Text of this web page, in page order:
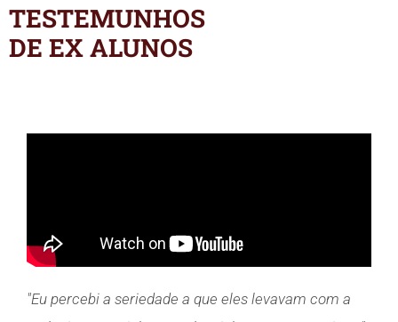
TESTEMUNHOS
DE EX ALUNOS
"Eu percebi a seriedade a que eles levavam com a